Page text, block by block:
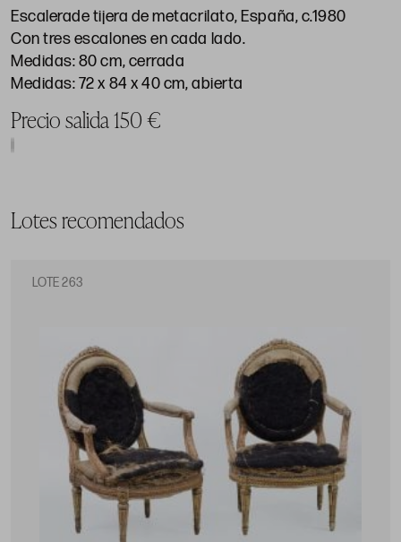
Escalerade tijera de metacrilato, España, c.1980
Con tres escalones en cada lado.
Medidas: 80 cm, cerrada
Medidas: 72 x 84 x 40 cm, abierta
Precio salida 150 €
Lotes recomendados
LOTE 263